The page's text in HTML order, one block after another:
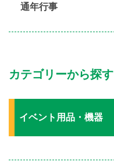
通年行事
カテゴリーから探す
イベント用品・機器